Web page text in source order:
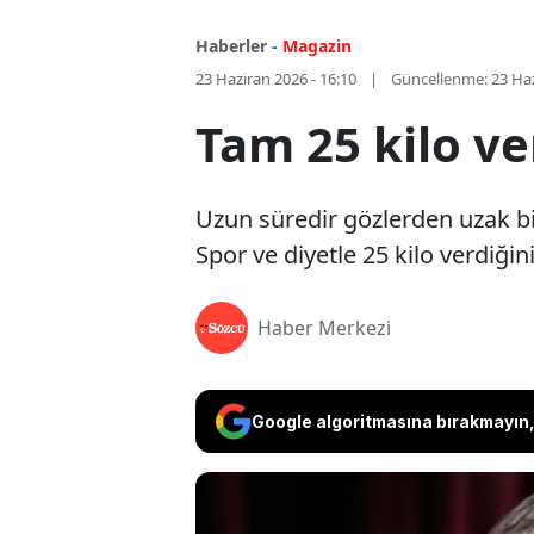
Haberler - Magazin
23 Haziran 2026 - 16:10 Güncellenme:23
Tam 25 kilo
Uzun süredir gözlerden uzak
Spor ve diyetle 25 kilo
Haber Merkezi
Google algoritmasına